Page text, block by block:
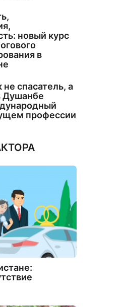
новый курс
в
спасатель, а
Душанбе
профессии